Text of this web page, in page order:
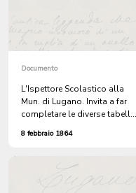
Documento
L'Ispettore Scolastico alla
Mun. di Lugano. Invita a far
completare le diverse tabelle
Scuole Maggiori Femminili, le
studenti all'estero.
8 febbraio 1864